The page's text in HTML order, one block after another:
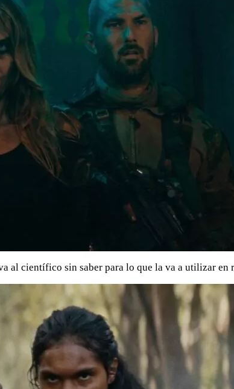
al científico sin saber para lo que la va a utilizar en